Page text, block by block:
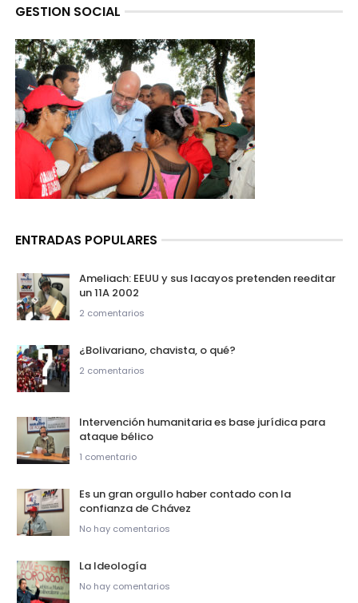
GESTION SOCIAL
ENTRADAS POPULARES
Ameliach: EEUU y sus lacayos pretenden reeditar
un 11A 2002
2 comentarios
¿Bolivariano, chavista, o qué?
2 comentarios
Intervención humanitaria es base jurídica para
ataque bélico
1 comentario
Es un gran orgullo haber contado con la
confianza de Chávez
No hay comentarios
La Ideología
No hay comentarios